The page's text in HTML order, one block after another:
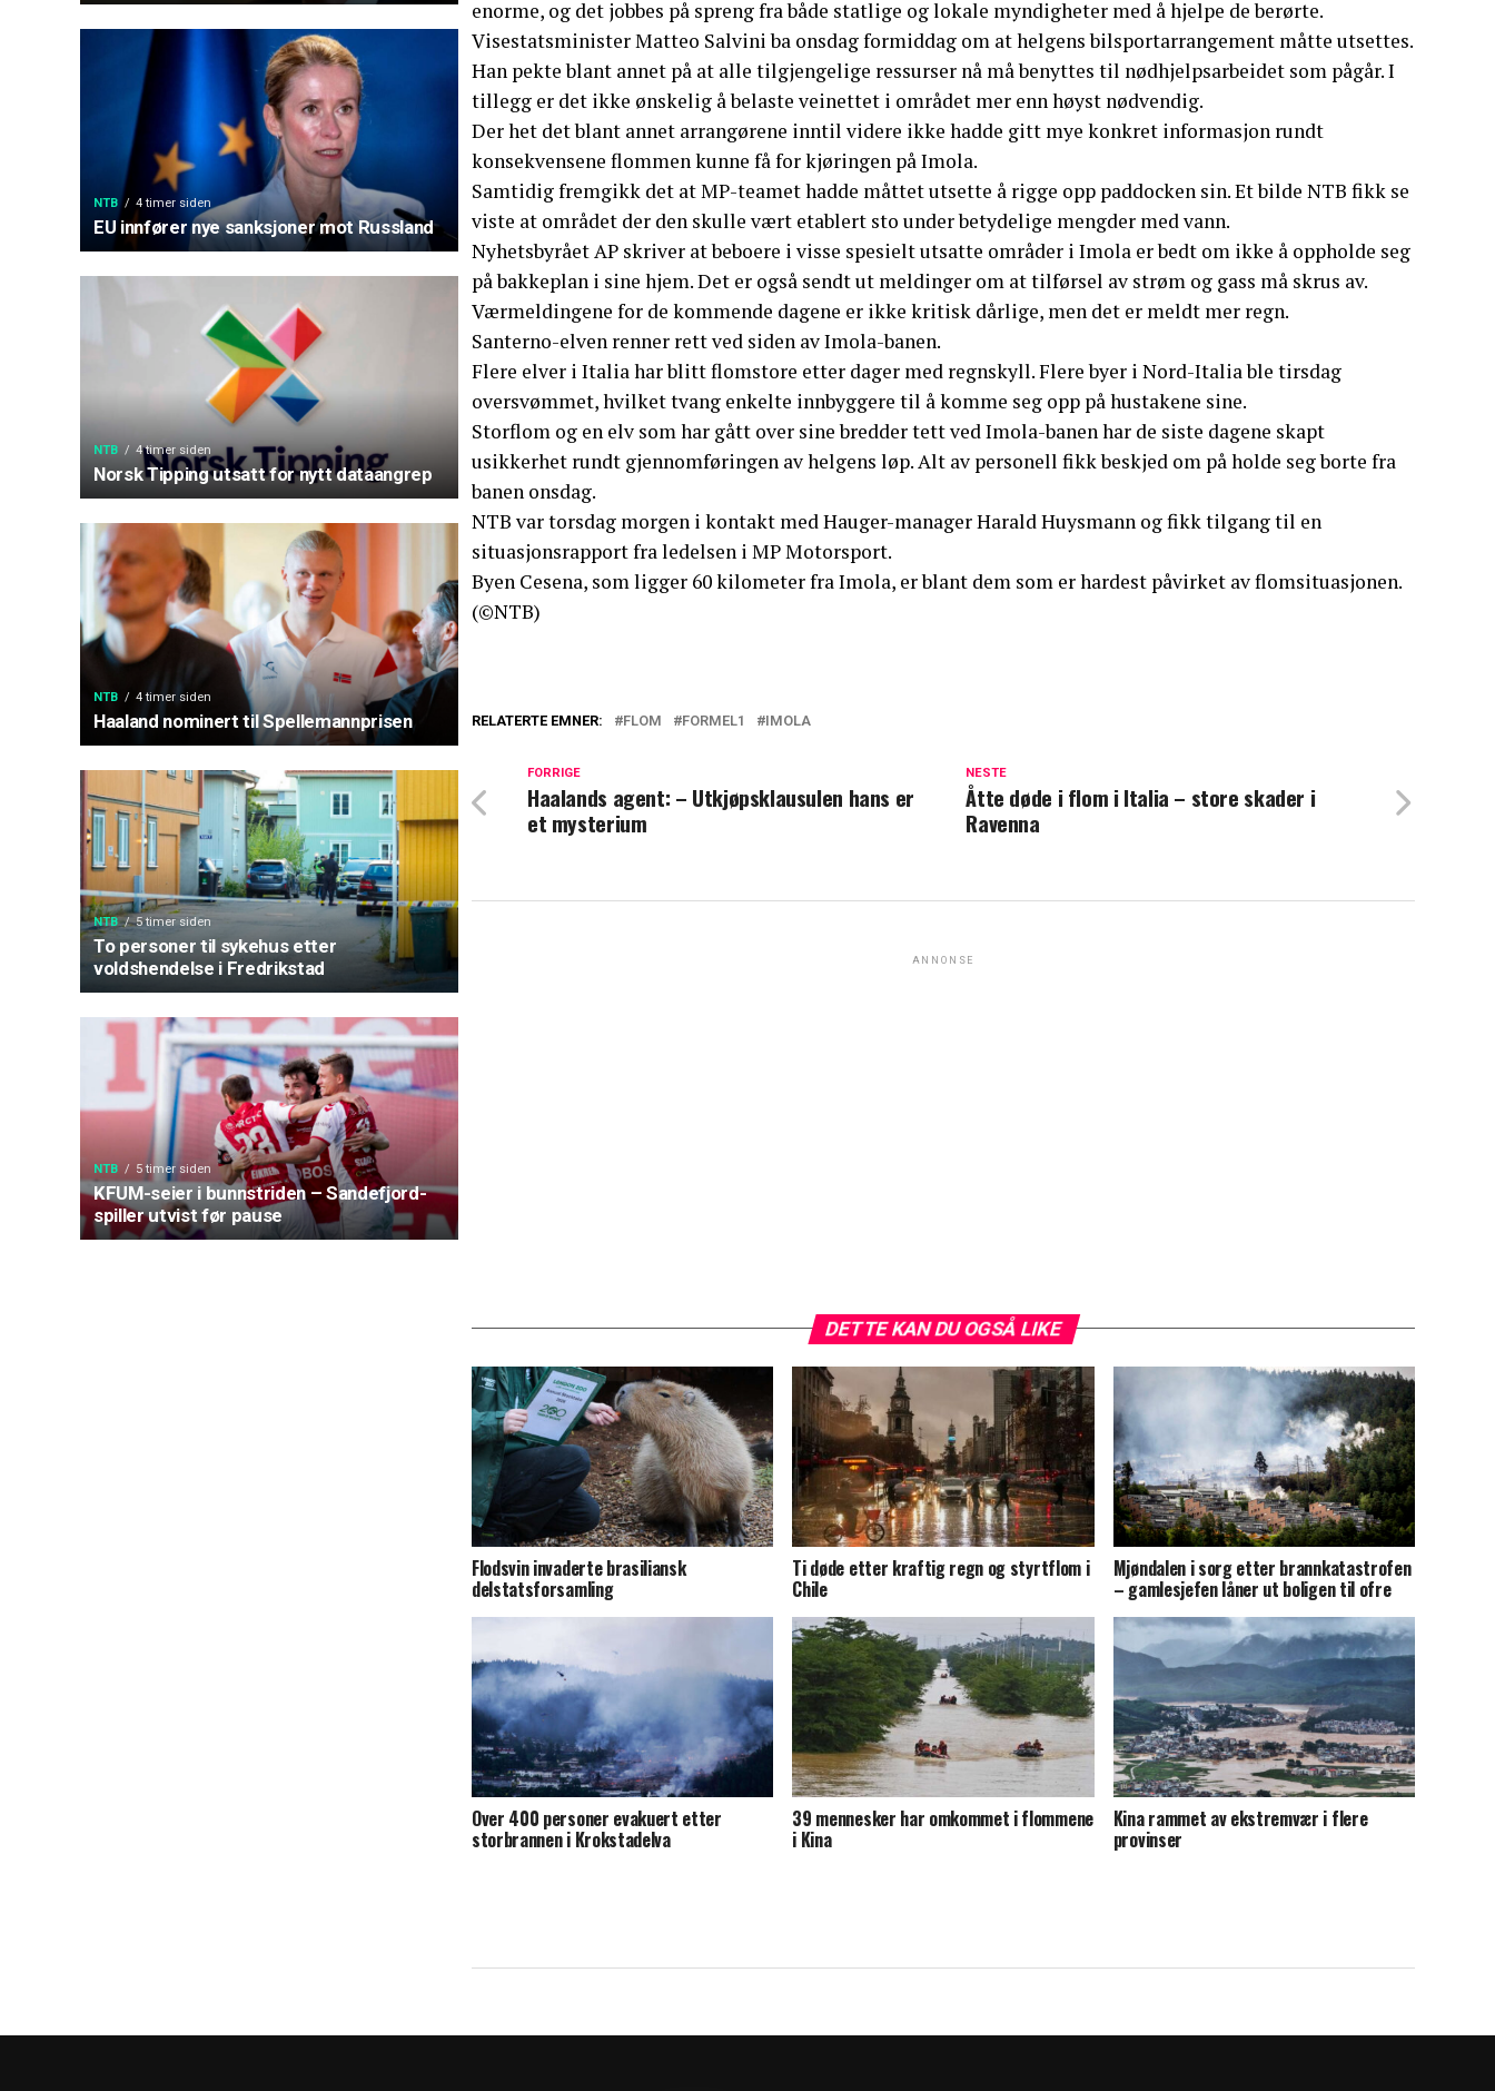
NTB 4 timer siden
EU innfører nye sanksjoner mot Russland
NTB 4 timer siden
Norsk Tipping utsatt for nytt dataangrep
NTB 4 timer siden
Haaland nominert til Spellemannprisen
NTB 5 timer siden
To personer til sykehus etter
voldshendelse i Fredrikstad
NTB 5 timer siden
KFUM-seier i bunnstriden – Sandefjord-
spiller utvist før pause
enorme, og det jobbes på spreng fra både statlige og lokale myndigheter med å hjelpe de berørte.
Visestatsminister Matteo Salvini ba onsdag formiddag om at helgens bilsportarrangement måtte utsettes.
Han pekte blant annet på at alle tilgjengelige ressurser nå må benyttes til nødhjelpsarbeidet som pågår. I
tillegg er det ikke ønskelig å belaste veinettet i området mer enn høyst nødvendig.
Der het det blant annet arrangørene inntil videre ikke hadde gitt mye konkret informasjon rundt
konsekvensene flommen kunne få for kjøringen på Imola.
Samtidig fremgikk det at MP-teamet hadde måttet utsette å rigge opp paddocken sin. Et bilde NTB fikk se
viste at området der den skulle vært etablert sto under betydelige mengder med vann.
Nyhetsbyrået AP skriver at beboere i visse spesielt utsatte områder i Imola er bedt om ikke å oppholde seg
på bakkeplan i sine hjem. Det er også sendt ut meldinger om at tilførsel av strøm og gass må skrus av.
Værmeldingene for de kommende dagene er ikke kritisk dårlige, men det er meldt mer regn.
Santerno-elven renner rett ved siden av Imola-banen.
Flere elver i Italia har blitt flomstore etter dager med regnskyll. Flere byer i Nord-Italia ble tirsdag
oversvømmet, hvilket tvang enkelte innbyggere til å komme seg opp på hustakene sine.
Storflom og en elv som har gått over sine bredder tett ved Imola-banen har de siste dagene skapt
usikkerhet rundt gjennomføringen av helgens løp. Alt av personell fikk beskjed om på holde seg borte fra
banen onsdag.
NTB var torsdag morgen i kontakt med Hauger-manager Harald Huysmann og fikk tilgang til en
situasjonsrapport fra ledelsen i MP Motorsport.
Byen Cesena, som ligger 60 kilometer fra Imola, er blant dem som er hardest påvirket av flomsituasjonen.
(©NTB)
RELATERTE EMNER: FLOM FORMEL1 IMOLA
NESTE
Åtte døde i flom i Italia – store skader i
Ravenna
FORRIGE
Haalands agent: – Utkjøpsklausulen hans er
et mysterium
ANNONSE
DETTE KAN DU OGSÅ LIKE
Flodsvin invaderte brasiliansk
delstatsforsamling
Ti døde etter kraftig regn og styrtflom i
Chile
Mjøndalen i sorg etter brannkatastrofen
– gamlesjefen låner ut boligen til ofre
Over 400 personer evakuert etter
storbrannen i Krokstadelva
39 mennesker har omkommet i flommene
i Kina
Kina rammet av ekstremvær i flere
provinser